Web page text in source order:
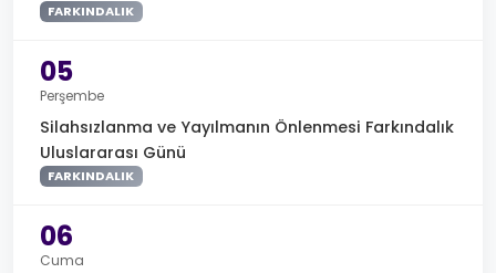
FARKINDALIK
05
Perşembe
Silahsızlanma ve Yayılmanın Önlenmesi Farkındalık
Uluslararası Günü
FARKINDALIK
06
Cuma